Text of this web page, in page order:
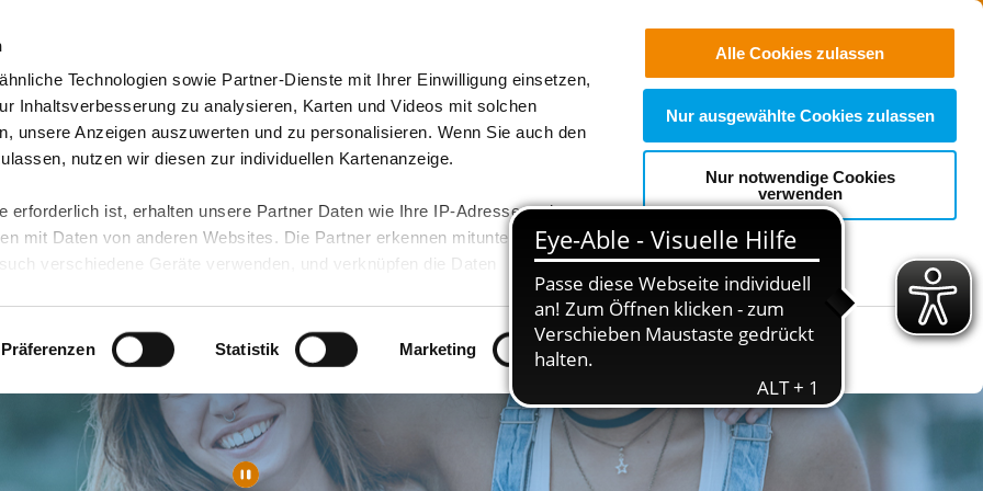
Technologien sowie Partner-Dienste mit Ihrer Einwilligung einsetzen,
Inhaltsverbesserung zu analysieren, Karten und Videos mit solchen
unsere Anzeigen auszuwerten und zu personalisieren. Wenn Sie auch den
nutzen wir diesen zur individuellen Kartenanzeige.
erforderlich ist, erhalten unsere Partner Daten wie Ihre IP-Adresse und
mit Daten von anderen Websites. Die Partner erkennen mitunter auch,
verschiedene Geräte verwenden, und verknüpfen die Daten
ist kein der EU gleichwertiges Datenschutzniveau gewährleistet, was zu
Daten führen kann.
unserenDatenschutzhinweisenund in unsererCookie-Übersicht
Funktionen für diese Zwecke aktiviert sind, müssen Sie alle Cookie-
mittels nachfolgender Buttons über Ihre Einwilligung für diese
erteilte Einwilligung stets für die Zukunft widerrufen. Bitte beachten Sie:
Präferenzen Statistik Marketing
Alle Cookies zulassen
Nur ausgewählte Cookies zulassen
Nur notwendige Cookies
verwenden
Suchen
& Angebote Presse & Themen Jobs & Karriere Spenden
Jobs